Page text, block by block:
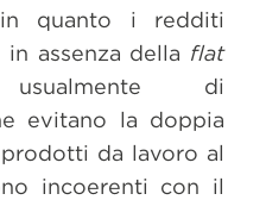
in quanto i redditi
assenza della flat
di
evitano la doppia
da lavoro al
incoerenti con il